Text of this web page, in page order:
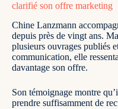
clarifié son offre marketing
Chine Lanzmann
depuis près de vingt ans.
plusieurs ouvrages publiés
communication, elle
davantage son offre.
Son témoignage montre
prendre suffisamment de